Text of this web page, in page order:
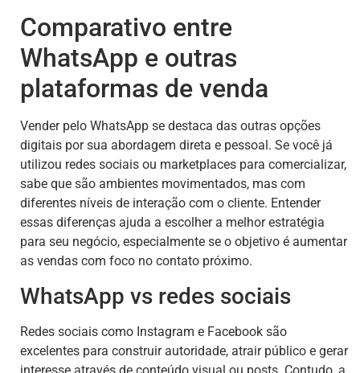
Comparativo entre
WhatsApp e outras
plataformas de venda
Vender pelo WhatsApp se destaca das outras opções
digitais por sua abordagem direta e pessoal. Se você já
utilizou redes sociais ou marketplaces para comercializar,
sabe que são ambientes movimentados, mas com
diferentes níveis de interação com o cliente. Entender
essas diferenças ajuda a escolher a melhor estratégia
para seu negócio, especialmente se o objetivo é aumentar
as vendas com foco no contato próximo.
WhatsApp vs redes sociais
Redes sociais como Instagram e Facebook são
excelentes para construir autoridade, atrair público e gerar